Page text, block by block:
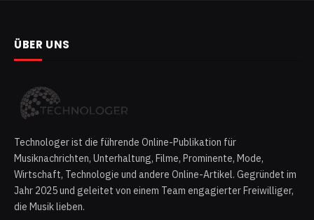
ÜBER UNS
Technologer ist die führende Online-Publikation für
Musiknachrichten, Unterhaltung, Filme, Prominente, Mode,
Wirtschaft, Technologie und andere Online-Artikel. Gegründet im
Jahr 2025 und geleitet von einem Team engagierter Freiwilliger,
die Musik lieben.